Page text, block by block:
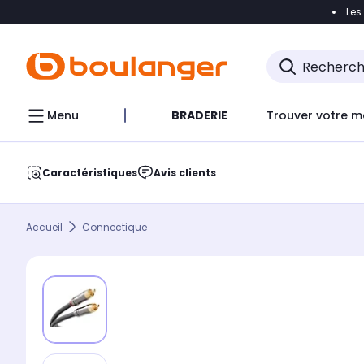
Accéder
Menu BRADERIE Trouver votre
Caractéristiques Avis clients
Accueil Connectique